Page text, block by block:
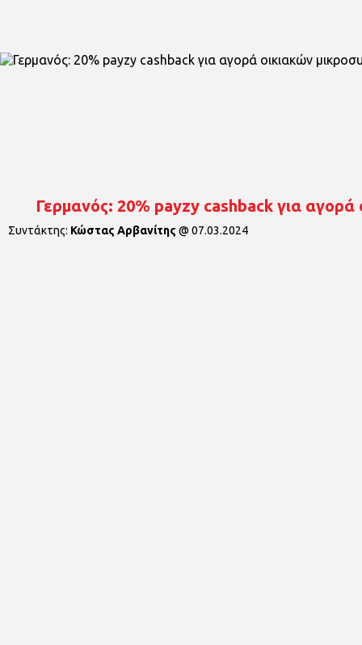
Γερμανός: 20% payzy cashback για αγορά
Συντάκτης: Κώστας Αρβανίτης @ 07.03.2024